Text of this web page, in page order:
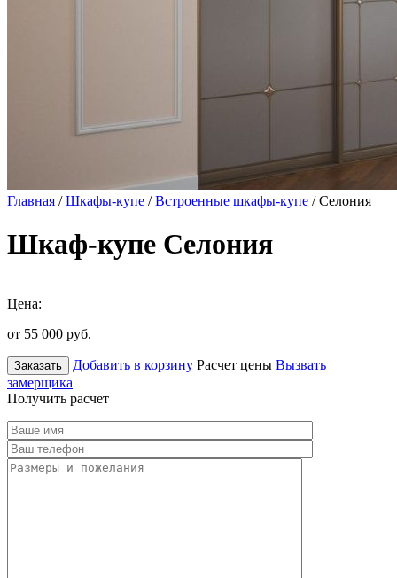
Главная /Шкафы-купе /Встроенные шкафы-купе / Селония
Шкаф-купе Селония
Цена:
от 55 000 руб.
Заказать Добавить в корзину Расчет цены Вызвать
замерщика
Получить расчет